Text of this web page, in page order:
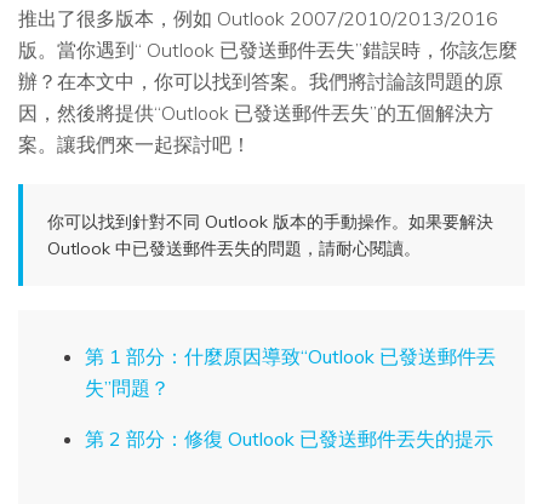
推出了很多版本，例如 Outlook 2007/2010/2013/2016
版。當你遇到“ Outlook 已發送郵件丟失”錯誤時，你該怎麼
辦？在本文中，你可以找到答案。我們將討論該問題的原
因，然後將提供“Outlook 已發送郵件丟失”的五個解決方
案。讓我們來一起探討吧！
你可以找到針對不同 Outlook 版本的手動操作。如果要解決
Outlook 中已發送郵件丟失的問題，請耐心閱讀。
第 1 部分：什麼原因導致“Outlook 已發送郵件丟
失”問題？
第 2 部分：修復 Outlook 已發送郵件丟失的提示